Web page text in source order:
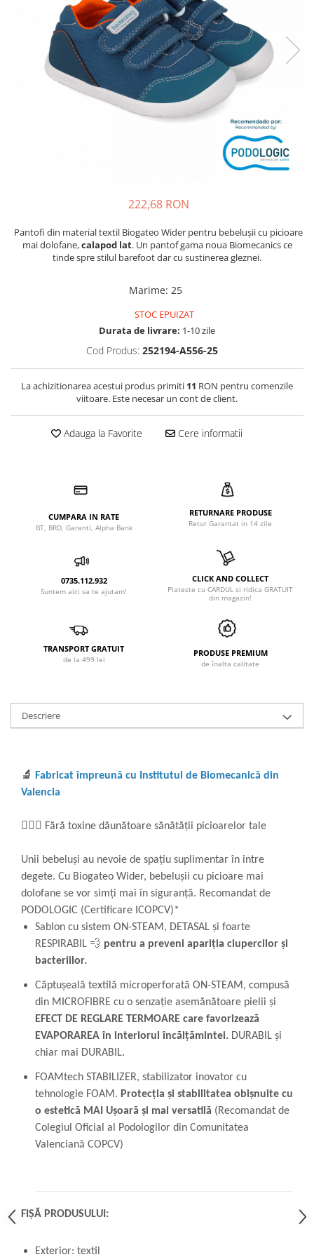
222,68 RON
Pantofi din material textil Biogateo Wider pentru bebelușii cu picioare
mai dolofane,calapod lat. Un pantof gama noua Biomecanics ce
tinde spre stilul barefoot dar cu sustinerea gleznei.
Marime: 25
STOC EPUIZAT
Durata de livrare: 1-10 zile
Cod Produs: 252194-A556-25
La achizitionarea acestui produs primiti 11 RON pentru comenzile
viitoare. Este necesar un cont de client.
Adauga la Favorite Cere informatii
CUMPARA IN RATE
BT, BRD, Garanti, Alpha Bank
RETURNARE PRODUSE
Retur Garantat in 14 zile
0735.112.932
Suntem aici sa te ajutam!
CLICK AND COLLECT
Plateste cu CARDUL si ridica GRATUIT
din magazin!
TRANSPORT GRATUIT
de la 499 lei
PRODUSE PREMIUM
de înalta calitate
Descriere
🔬 Fabricat împreună cu Institutul de Biomecanică din
Valencia
👩🏼‍⚕️ Fără toxine dăunătoare sănătății picioarelor tale
Unii bebeluși au nevoie de spațiu suplimentar în intre
degete. Cu Biogateo Wider, bebelușii cu picioare mai
dolofane se vor simți mai în siguranță. Recomandat de
PODOLOGIC (Certificare ICOPCV)*
Sablon cu sistem ON-STEAM, DETASAL și foarte
RESPIRABIL 💨 pentru a preveni apariția ciupercilor și
bacteriilor.
Căptușeală textilă microperforată ON-STEAM, compusă
din MICROFIBRE cu o senzație asemănătoare pielii și
EFECT DE REGLARE TERMOARE care favorizează
EVAPORAREA în interiorul încălțămintei. DURABIL și
chiar mai DURABIL.
FOAMtech STABILIZER, stabilizator inovator cu
tehnologie FOAM. Protecția și stabilitatea obișnuite cu
o estetică MAI Ușoară și mai versatilă (Recomandat de
Colegiul Oficial al Podologilor din Comunitatea
Valenciană COPCV)
FIȘĂ PRODUSULUI:
Exterior: textil